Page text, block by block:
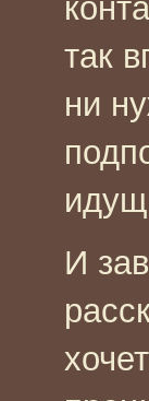
так
ни
И